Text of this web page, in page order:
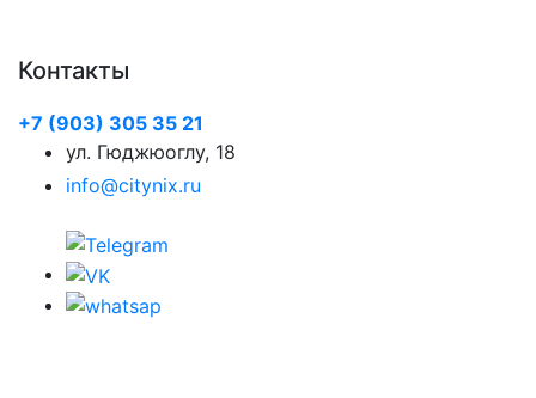
Контакты
+7 (903) 305 35 21
ул. Гюджюоглу, 18
info@citynix.ru